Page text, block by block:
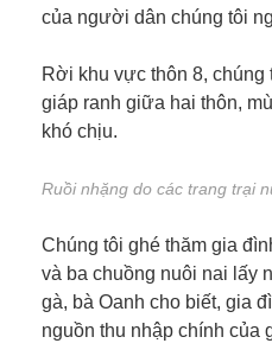
của người dân chúng tôi
Rời khu vực thôn 8,
giáp ranh giữa hai thôn,
khó chịu.
Ruồi nhặng do các trang trại
Chúng tôi ghé thăm gia
và ba chuồng nuôi nai lấy
gà, bà Oanh cho biết, gia
nguồn thu nhập chính của